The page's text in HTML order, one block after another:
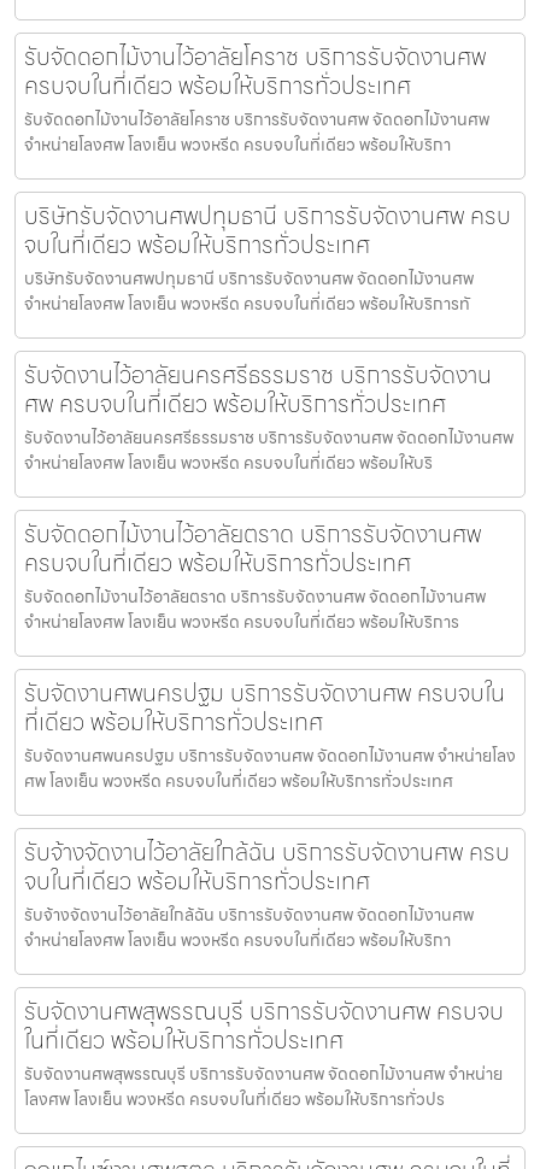
รับจัดดอกไม้งานไว้อาลัยโคราช บริการรับจัดงานศพ
ครบจบในที่เดียว พร้อมให้บริการทั่วประเทศ
รับจัดดอกไม้งานไว้อาลัยโคราช บริการรับจัดงานศพ จัดดอกไม้งานศพ
จำหน่ายโลงศพ โลงเย็น พวงหรีด ครบจบในที่เดียว พร้อมให้บริกา
บริษัทรับจัดงานศพปทุมธานี บริการรับจัดงานศพ ครบ
จบในที่เดียว พร้อมให้บริการทั่วประเทศ
บริษัทรับจัดงานศพปทุมธานี บริการรับจัดงานศพ จัดดอกไม้งานศพ
จำหน่ายโลงศพ โลงเย็น พวงหรีด ครบจบในที่เดียว พร้อมให้บริการทั
รับจัดงานไว้อาลัยนครศรีธรรมราช บริการรับจัดงาน
ศพ ครบจบในที่เดียว พร้อมให้บริการทั่วประเทศ
รับจัดงานไว้อาลัยนครศรีธรรมราช บริการรับจัดงานศพ จัดดอกไม้งานศพ
จำหน่ายโลงศพ โลงเย็น พวงหรีด ครบจบในที่เดียว พร้อมให้บริ
รับจัดดอกไม้งานไว้อาลัยตราด บริการรับจัดงานศพ
ครบจบในที่เดียว พร้อมให้บริการทั่วประเทศ
รับจัดดอกไม้งานไว้อาลัยตราด บริการรับจัดงานศพ จัดดอกไม้งานศพ
จำหน่ายโลงศพ โลงเย็น พวงหรีด ครบจบในที่เดียว พร้อมให้บริการ
รับจัดงานศพนครปฐม บริการรับจัดงานศพ ครบจบใน
ที่เดียว พร้อมให้บริการทั่วประเทศ
รับจัดงานศพนครปฐม บริการรับจัดงานศพ จัดดอกไม้งานศพ จำหน่ายโลง
ศพ โลงเย็น พวงหรีด ครบจบในที่เดียว พร้อมให้บริการทั่วประเทศ
รับจ้างจัดงานไว้อาลัยใกล้ฉัน บริการรับจัดงานศพ ครบ
จบในที่เดียว พร้อมให้บริการทั่วประเทศ
รับจ้างจัดงานไว้อาลัยใกล้ฉัน บริการรับจัดงานศพ จัดดอกไม้งานศพ
จำหน่ายโลงศพ โลงเย็น พวงหรีด ครบจบในที่เดียว พร้อมให้บริกา
รับจัดงานศพสุพรรณบุรี บริการรับจัดงานศพ ครบจบ
ในที่เดียว พร้อมให้บริการทั่วประเทศ
รับจัดงานศพสุพรรณบุรี บริการรับจัดงานศพ จัดดอกไม้งานศพ จำหน่าย
โลงศพ โลงเย็น พวงหรีด ครบจบในที่เดียว พร้อมให้บริการทั่วปร